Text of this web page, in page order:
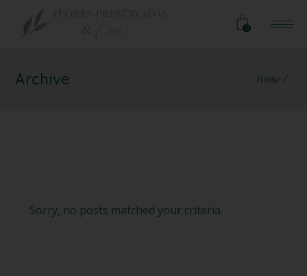
0
Archive Home
Sorry, no posts matched your criteria.